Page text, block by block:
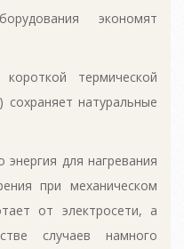
экономят
термической
сохраняет натуральные
для нагревания
при механическом
от электросети, а
случаев намного